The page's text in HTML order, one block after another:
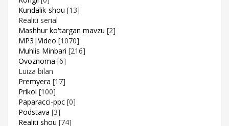
Kundalik-shou [13]
Realiti serial
Mashhur ko'targan mavzu [2]
MP3|Video [1070]
Muhlis Minbari [216]
Ovoznoma [6]
Luiza bilan
Premyera [17]
Prikol [100]
Paparacci-ppc [0]
Podstava [3]
Realiti shou [74]